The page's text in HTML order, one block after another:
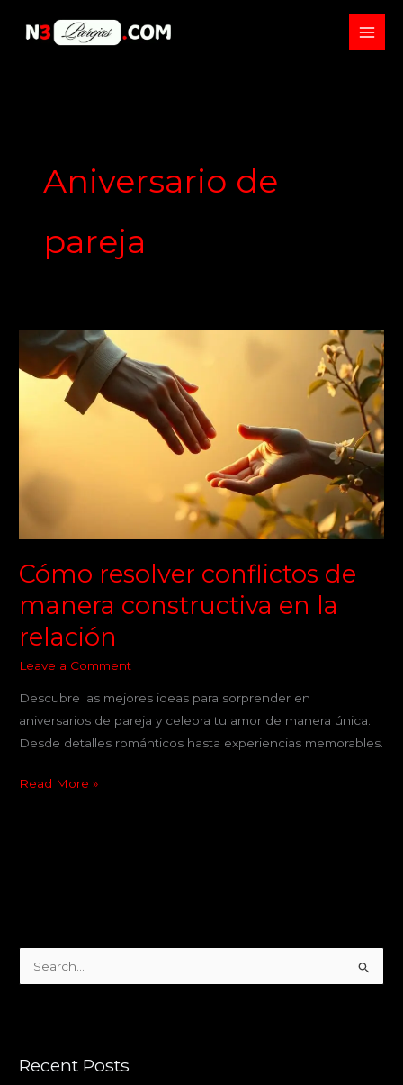
Aniversario de
pareja
Cómo resolver conflictos de
manera constructiva en la
relación
Leave a Comment
Descubre las mejores ideas para sorprender en
aniversarios de pareja y celebra tu amor de manera única.
Desde detalles románticos hasta experiencias memorables.
Cómo
resolver
conflictos
en
Read More »
c
Recent Posts